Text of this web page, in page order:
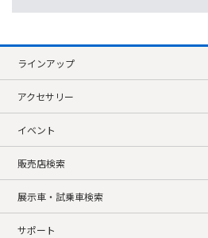
ラインアップ
アクセサリー
イベント
販売店検索
展示車・試乗車検索
サポート